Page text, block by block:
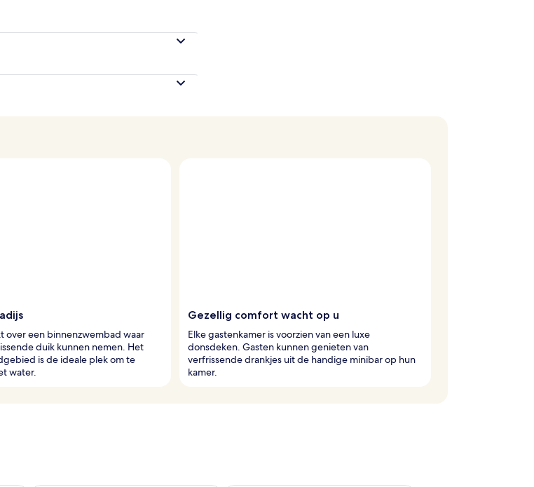
over een binnenzwembad waar
duik kunnen nemen. Het
is de ideale plek om te
water.
Gezellig comfort wacht op u
Elke gastenkamer is voorzien van een luxe
donsdeken. Gasten kunnen genieten van
verfrissende drankjes uit de handige minibar op hun
kamer.